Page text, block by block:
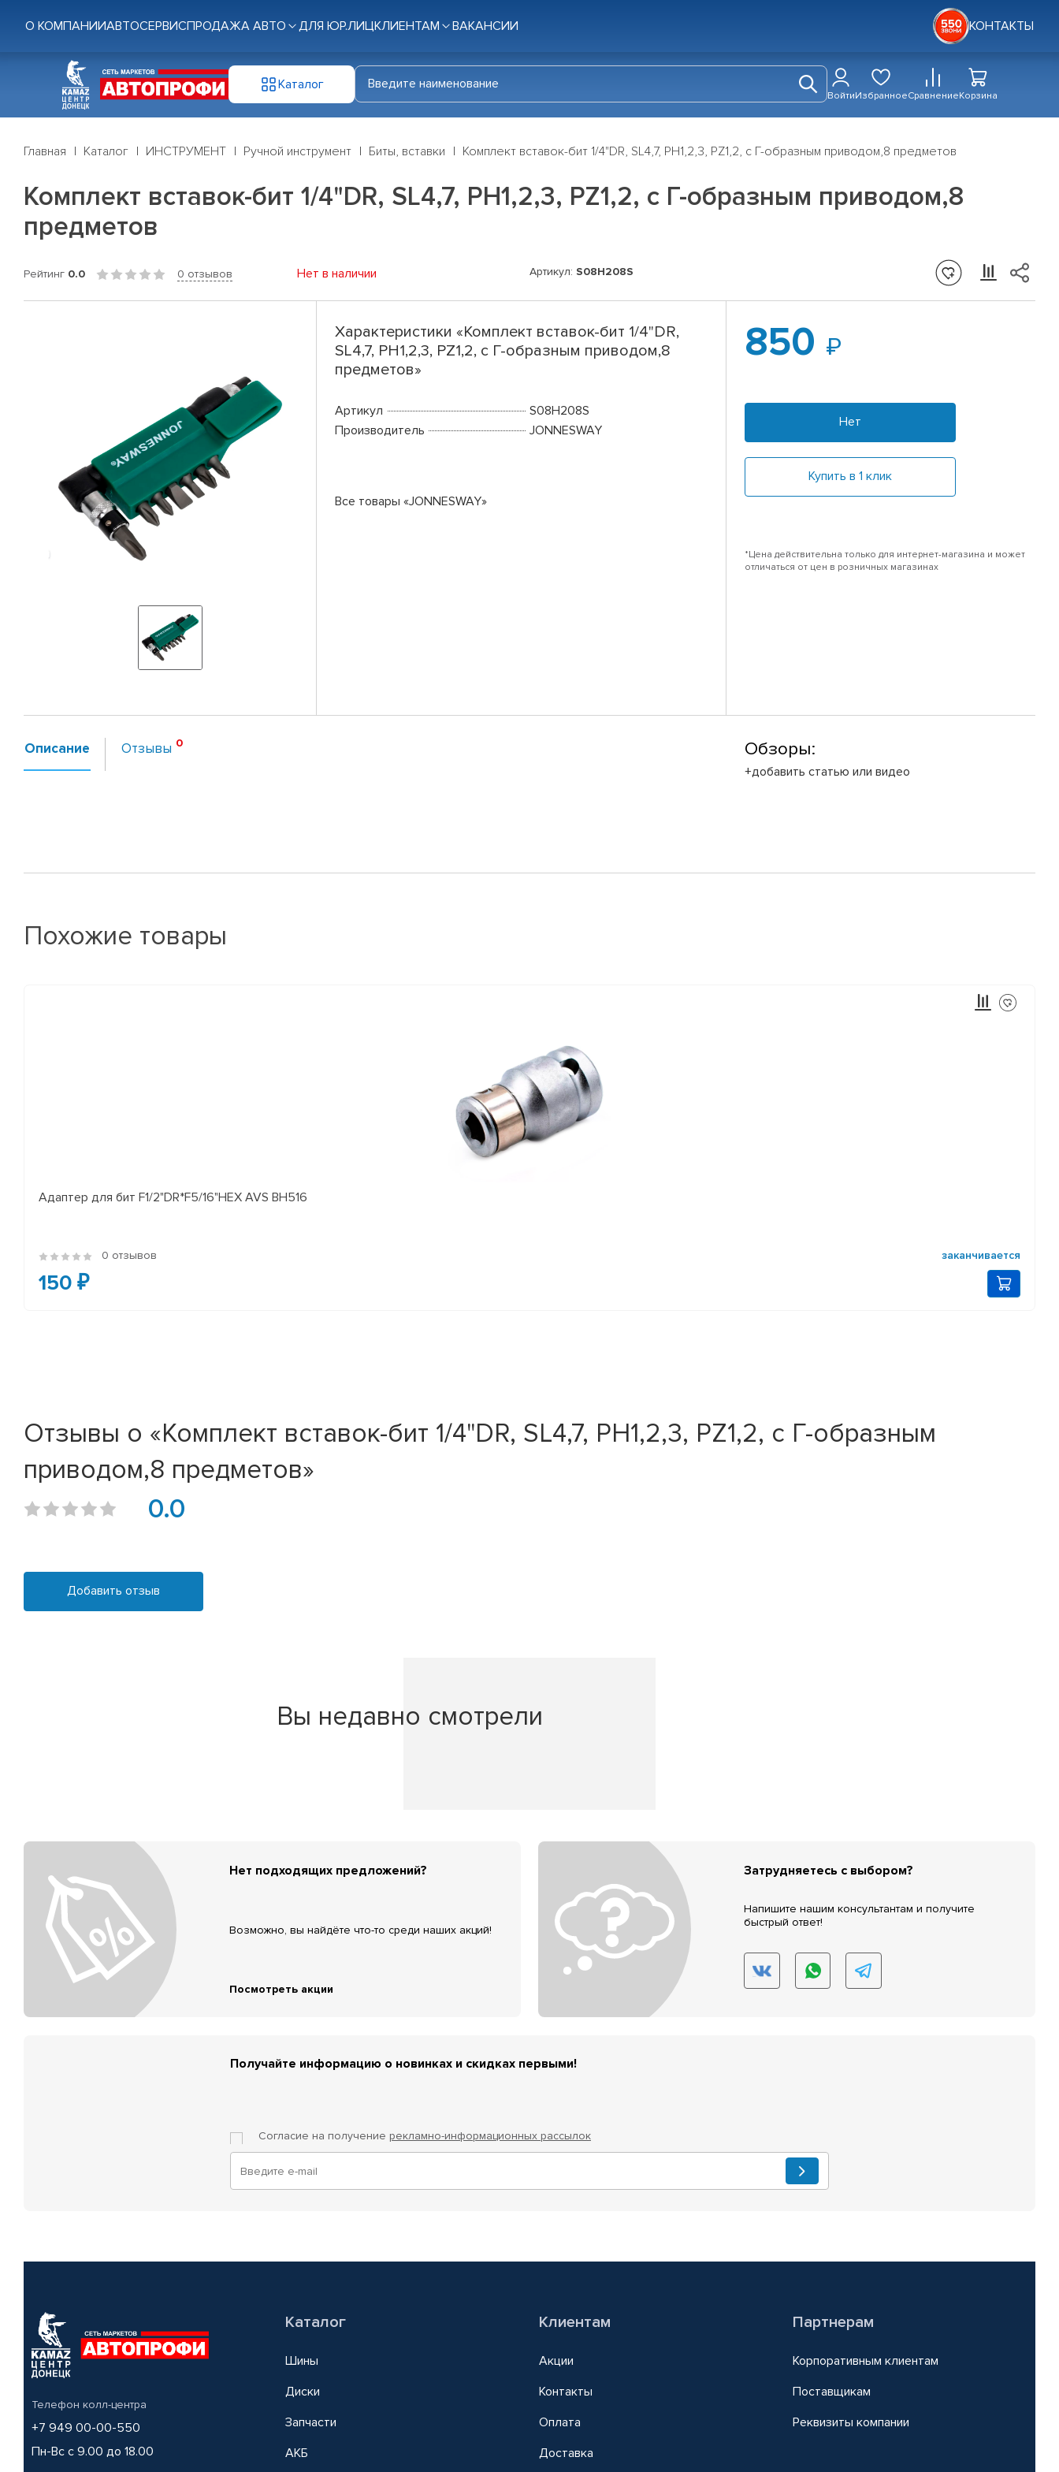
О КОМПАНИИАВТОСЕРВИСПРОДАЖА АВТО ДЛЯ ЮР.ЛИЦКЛИЕНТАМ ВАКАНСИИ КОНТАКТЫ
Каталог
ВойтиИзбранноеСравнениеКорзина
Главная Каталог ИНСТРУМЕНТ Ручной инструмент Биты, вставки Комплект вставок-бит 1/4"DR, SL4,7, PH1,2,3, PZ1,2, c Г-образным приводом,8 предметов
Комплект вставок-бит 1/4"DR, SL4,7, PH1,2,3, PZ1,2, c Г-образным приводом,8
предметов
Рейтинг 0.0 0 отзывов Нет в наличии Артикул: S08H208S
Характеристики «Комплект вставок-бит 1/4"DR,
SL4,7, PH1,2,3, PZ1,2, c Г-образным приводом,8
предметов»
Артикул
S08H208S
Производитель
JONNESWAY
Все товары «JONNESWAY»
850
Нет
Купить в 1 клик
*Цена действительна только для интернет-магазина и может
отличаться от цен в розничных магазинах
Описание Отзывы Обзоры:
+добавить статью или видео
Похожие товары
Адаптер для бит F1/2"DR*F5/16"HEX AVS BH516
0 отзывов заканчивается
150 ₽
Отзывы о «Комплект вставок-бит 1/4"DR, SL4,7, PH1,2,3, PZ1,2, c Г-образным
приводом,8 предметов»
0.0
Добавить отзыв
Вы недавно смотрели
Нет подходящих предложений?
Возможно, вы найдёте что-то среди наших акций!
Посмотреть акции
Затрудняетесь с выбором?
Напишите нашим консультантам и получите
быстрый ответ!
Получайте информацию о новинках и скидках первыми!
Согласие на получение рекламно-информационных рассылок
Телефон колл-центра
+7 949 00-00-550
Пн-Вс с 9.00 до 18.00
Каталог
Шины
Диски
Запчасти
АКБ
Клиентам
Акции
Контакты
Оплата
Доставка
Партнерам
Корпоративным клиентам
Поставщикам
Реквизиты компании